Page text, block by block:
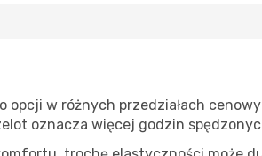
opcji w różnych przedziałach
oznacza więcej godzin